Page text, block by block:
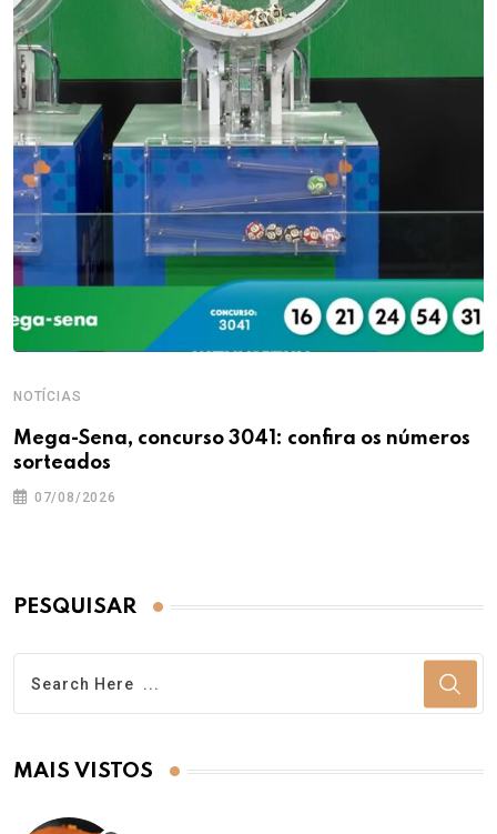
NOTÍCIAS
Mega-Sena, concurso 3041: confira os números
sorteados
07/08/2026
PESQUISAR
MAIS VISTOS